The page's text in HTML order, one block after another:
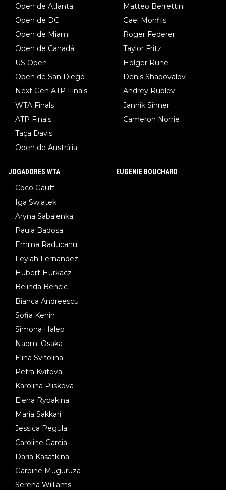
Open de Atlanta
Open de DC
Open de Miami
Open de Canadá
US Open
Open de San Diego
Next Gen ATP Finals
WTA Finals
ATP Finals
Taça Davis
Open de Austrália
Matteo Berrettini
Gael Monfils
Roger Federer
Taylor Fritz
Holger Rune
Denis Shapovalov
Andrey Rublev
Jannik Sinner
Cameron Norrie
JOGADORES WTA
Coco Gauff
Iga Swiatek
Aryna Sabalenka
Paula Badosa
Emma Raducanu
Leylah Fernandez
Hubert Hurkacz
Belinda Bencic
Bianca Andreescu
Sofia Kenin
Simona Halep
Naomi Osaka
Elina Svitolina
Petra Kvitova
Karolina Pliskova
Elena Rybakina
Maria Sakkari
Jessica Pegula
Caroline Garcia
Daria Kasatkina
Garbine Muguruza
Serena Williams
EUGENIE BOUCHARD